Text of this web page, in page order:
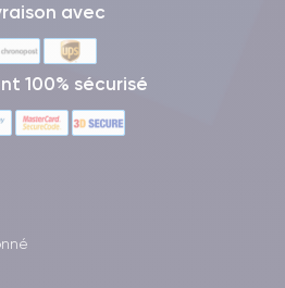
avec
100% sécurisé